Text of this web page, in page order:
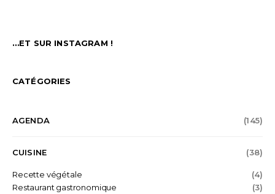
…ET SUR INSTAGRAM !
CATÉGORIES
AGENDA (145)
CUISINE (38)
Recette végétale
(4)
Restaurant gastronomique
(3)